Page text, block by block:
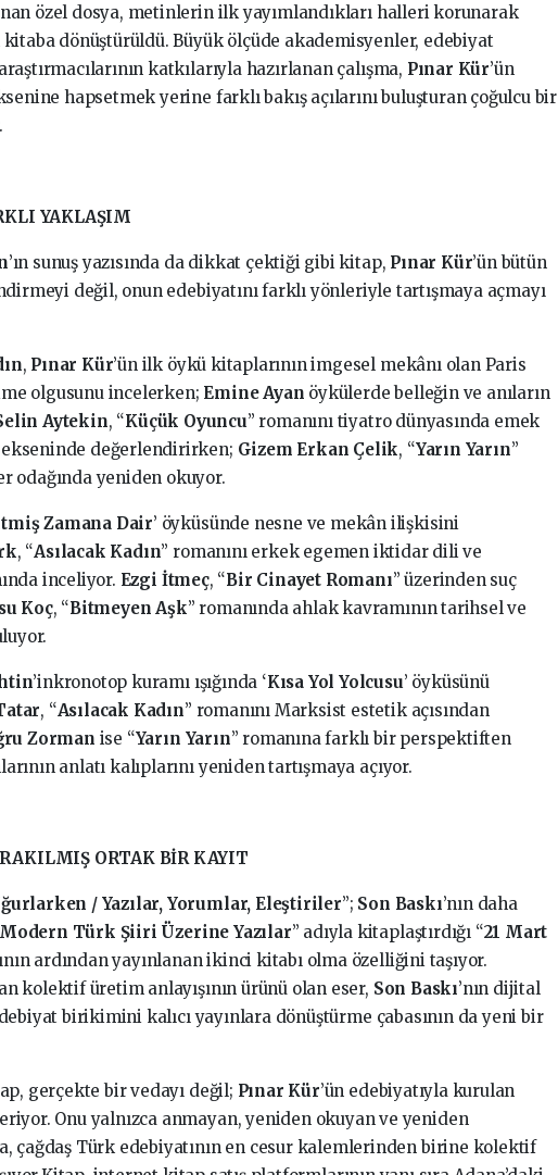
özel dosya, metinlerin ilk yayımlandıkları halleri korunarak
kitaba dönüştürüldü. Büyük ölçüde akademisyenler, edebiyat
katkılarıyla hazırlanan çalışma, Pınar Kür’ün
hapsetmek yerine farklı bakış açılarını buluşturan çoğulcu bir
YAKLAŞIM
’ın sunuş yazısında da dikkat çektiği gibi kitap, Pınar Kür’ün bütün
değil, onun edebiyatını farklı yönleriyle tartışmaya açmayı
, Pınar Kür’ün ilk öykü kitaplarının imgesel mekânı olan Paris
olgusunu incelerken; Emine Ayan öykülerde belleğin ve anıların
Aytekin, “Küçük Oyuncu” romanını tiyatro dünyasında emek
ekseninde değerlendirirken; Gizem Erkan Çelik, “Yarın Yarın”
odağında yeniden okuyor.
Zamana Dair’ öyküsünde nesne ve mekân ilişkisini
, “Asılacak Kadın” romanını erkek egemen iktidar dili ve
inceliyor. Ezgi İtmeç, “Bir Cinayet Romanı” üzerinden suç
Koç, “Bitmeyen Aşk” romanında ahlak kavramının tarihsel ve
’inkronotop kuramı ışığında ‘Kısa Yol Yolcusu’ öyküsünü
, “Asılacak Kadın” romanını Marksist estetik açısından
Zorman ise “Yarın Yarın” romanına farklı bir perspektiften
anlatı kalıplarını yeniden tartışmaya açıyor.
ORTAK BİR KAYIT
/ Yazılar, Yorumlar, Eleştiriler”; Son Baskı’nın daha
Türk Şiiri Üzerine Yazılar” adıyla kitaplaştırdığı “21 Mart
ardından yayınlanan ikinci kitabı olma özelliğini taşıyor.
kolektif üretim anlayışının ürünü olan eser, Son Baskı’nın dijital
birikimini kalıcı yayınlara dönüştürme çabasının da yeni bir
gerçekte bir vedayı değil; Pınar Kür’ün edebiyatıyla kurulan
Onu yalnızca anmayan, yeniden okuyan ve yeniden
çağdaş Türk edebiyatının en cesur kalemlerinden birine kolektif